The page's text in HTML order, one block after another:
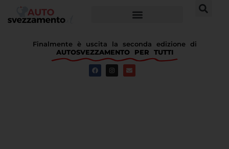
Finalmente è uscita la seconda edizione di
AUTOSVEZZAMENTO PER TUTTI